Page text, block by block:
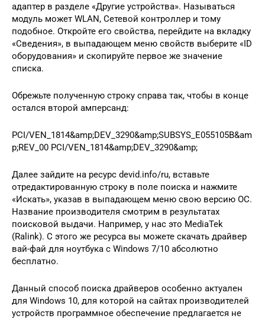
адаптер в разделе «Другие устройства». Называться
модуль может WLAN, Сетевой контроллер и тому
подобное. Откройте его свойства, перейдите на вкладку
«Сведения», в выпадающем меню свойств выберите «ID
оборудования» и скопируйте первое же значение
списка.
Обрежьте полученную строку справа так, чтобы в конце
остался второй амперсанд:
PCI/VEN_1814&amp;DEV_3290&amp;SUBSYS_E055105B&am
p;REV_00 PCI/VEN_1814&amp;DEV_3290&amp;
Далее зайдите на ресурс devid.info/ru, вставьте
отредактированную строку в поле поиска и нажмите
«Искать», указав в выпадающем меню свою версию ОС.
Название производителя смотрим в результатах
поисковой выдачи. Например, у нас это MediaTek
(Ralink). С этого же ресурса вы можете скачать драйвер
вай-фай для ноутбука с Windows 7/10 абсолютно
бесплатно.
Данный способ поиска драйверов особенно актуален
для Windows 10, для которой на сайтах производителей
устройств программное обеспечение предлагается не